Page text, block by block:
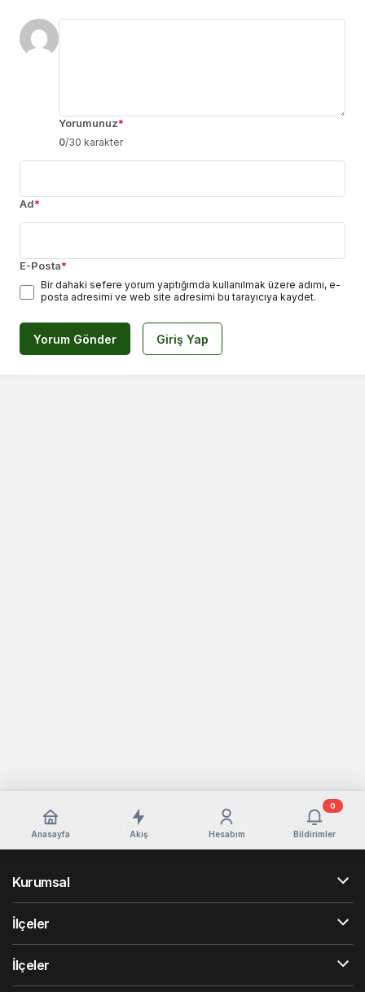
Yorumunuz*
0/30 karakter
Ad*
E-Posta*
Bir dahaki sefere yorum yaptığımda kullanılmak üzere adımı, e-
posta adresimi ve web site adresimi bu tarayıcıya kaydet.
Yorum Gönder Giriş Yap
Anasayfa Akış Hesabım Bildirimler
0
Kurumsal
İlçeler
İlçeler